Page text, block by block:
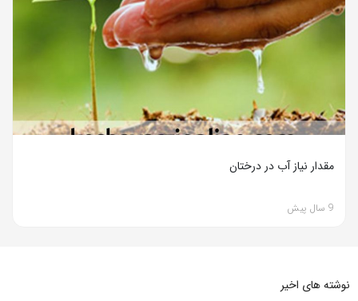
مقدار نیاز آب در درختان
9 سال پیش
نوشته های اخیر